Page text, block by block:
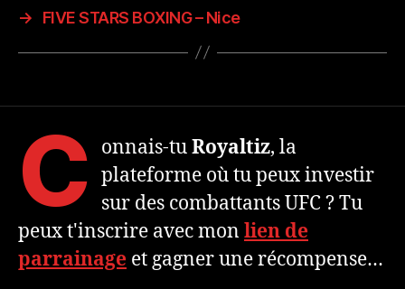
→
FIVE STARS BOXING – Nice
C onnais-tuRoyaltiz, la
plateforme où tu peux investir
sur des combattants UFC ? Tu
peux t'inscrire avec mon lien de
parrainage et gagner une récompense…